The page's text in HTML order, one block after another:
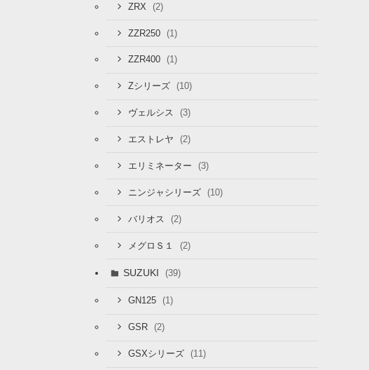
ZRX (2)
ZZR250 (1)
ZZR400 (1)
Zシリーズ (10)
ヴェルシス (3)
エストレヤ (2)
エリミネーター (3)
ニンジャシリーズ (10)
バリオス (2)
メグロＳ１ (2)
SUZUKI (39)
GN125 (1)
GSR (2)
GSXシリーズ (11)